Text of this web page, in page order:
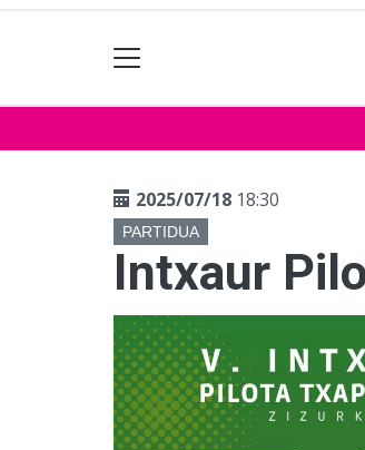
2025/07/18 18:30
PARTIDUA
Intxaur